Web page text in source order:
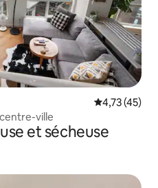
Note
4,73 (45)
ville
et sécheuse